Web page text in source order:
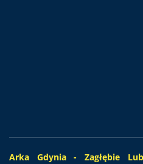
Arka Gdynia - Zagłębie